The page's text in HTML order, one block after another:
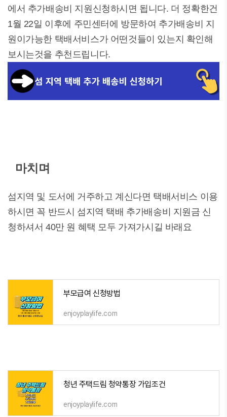
에서 추가배송비 지원신청하시면 됩니다. 더 정확한건
1월 22일 이후에 주민센터에 방문하여 추가배송비 지
원이가능한 택배서비스가 어떤것들이 있는지 확인해
보시는것을 추천드립니다.
마치며
섬지역 및 도서에 거주하고 계신다면 택배서비스 이용
하시면 꼭 반드시 섬지역 택배 추가배송비 지원금 신
청하셔서 40만 원 혜택 모두 가져가시길 바래요
부모급여 신청방법
enjoyplaylife.com
청년 주택드림 청약통장 가입조건
enjoyplaylife.com